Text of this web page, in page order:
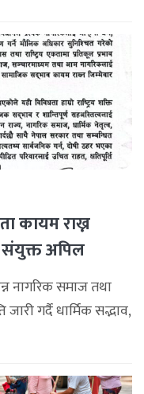
कायम राख्न
अपिल
नागरिक समाज तथा
गर्दै धार्मिक सद्भाव,
सबै पक्षलाई संयमता